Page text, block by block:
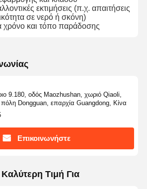
εκτιμήσεις (π.χ. απαιτήσεις
σε νερό ή σκόνη)
χρόνο και τόπο παράδοσης
9.180, οδός Maozhushan, χωριό Qiaoli,
Dongguan, επαρχία Guangdong, Κίνα
Επικοινωνήστε
Τιμή Για